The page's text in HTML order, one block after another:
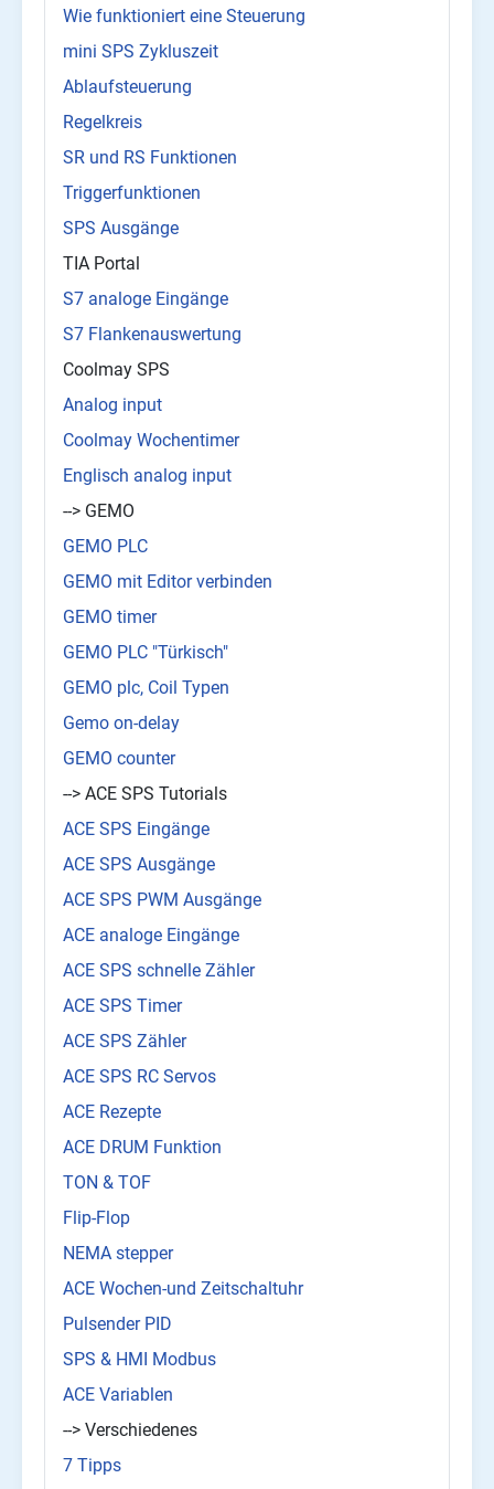
Wie funktioniert eine Steuerung
mini SPS Zykluszeit
Ablaufsteuerung
Regelkreis
SR und RS Funktionen
Triggerfunktionen
SPS Ausgänge
TIA Portal
S7 analoge Eingänge
S7 Flankenauswertung
Coolmay SPS
Analog input
Coolmay Wochentimer
Englisch analog input
--> GEMO
GEMO PLC
GEMO mit Editor verbinden
GEMO timer
GEMO PLC "Türkisch"
GEMO plc, Coil Typen
Gemo on-delay
GEMO counter
--> ACE SPS Tutorials
ACE SPS Eingänge
ACE SPS Ausgänge
ACE SPS PWM Ausgänge
ACE analoge Eingänge
ACE SPS schnelle Zähler
ACE SPS Timer
ACE SPS Zähler
ACE SPS RC Servos
ACE Rezepte
ACE DRUM Funktion
TON & TOF
Flip-Flop
NEMA stepper
ACE Wochen-und Zeitschaltuhr
Pulsender PID
SPS & HMI Modbus
ACE Variablen
--> Verschiedenes
7 Tipps